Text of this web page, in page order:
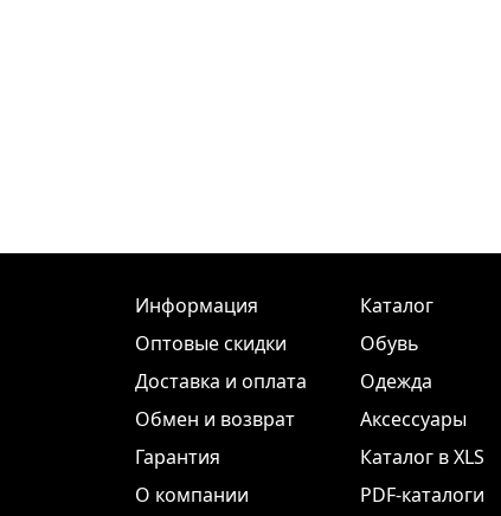
Информация
Оптовые скидки
Доставка и оплата
Обмен и возврат
Гарантия
О компании
Каталог
Обувь
Одежда
Аксессуары
Каталог в XLS
PDF-каталоги